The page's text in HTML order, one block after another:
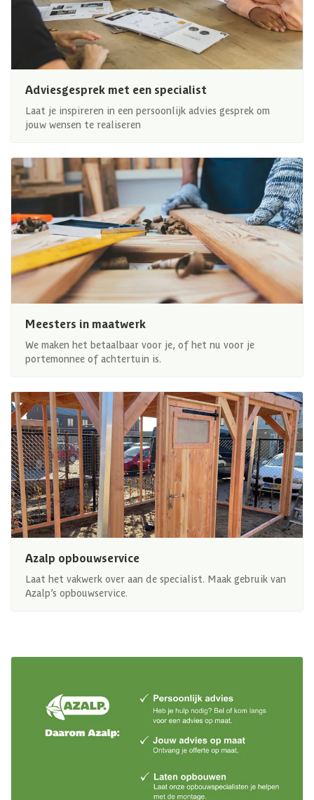
Adviesgesprek met een specialist
Laat je inspireren in een persoonlijk advies gesprek om
jouw wensen te realiseren
Meesters in maatwerk
We maken het betaalbaar voor je, of het nu voor je
portemonnee of achtertuin is.
Azalp opbouwservice
Laat het vakwerk over aan de specialist. Maak gebruik van
Azalp’s opbouwservice.